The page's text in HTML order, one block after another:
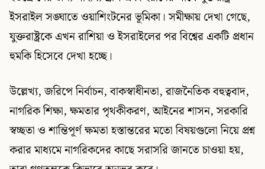
ইসরাইল সঙ্ঘাতে ওয়াশিংটনের ভূমিকা। সমীক্ষায় দেখা গেছে,
যুক্তরাষ্ট্রকে এখন রাশিয়া ও ইসরাইলের পর বিশ্বের একটি প্রধান
হুমকি হিসেবে দেখা হচ্ছে।
উল্লেখ্য, জরিপে নির্বাচন, বাকস্বাধীনতা, রাজনৈতিক বহুত্ববাদ,
নাগরিক শিক্ষা, ক্ষমতার পৃথকীকরণ, আইনের শাসন, সরকারি
স্বচ্ছতা ও শান্তিপূর্ণ ক্ষমতা হস্তান্তরের মতো বিষয়গুলো নিয়ে প্রশ্ন
করার মাধ্যমে নাগরিকদের কাছে সরাসরি জানতে চাওয়া হয়,